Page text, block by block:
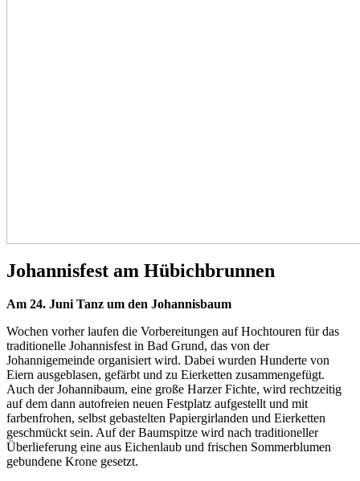
Johannisfest am Hübichbrunnen
Am 24. Juni Tanz um den Johannisbaum
Wochen vorher laufen die Vorbereitungen auf Hochtouren für das
traditionelle Johannisfest in Bad Grund, das von der
Johannigemeinde organisiert wird. Dabei wurden Hunderte von
Eiern ausgeblasen, gefärbt und zu Eierketten zusammengefügt.
Auch der Johannibaum, eine große Harzer Fichte, wird rechtzeitig
auf dem dann autofreien neuen Festplatz aufgestellt und mit
farbenfrohen, selbst gebastelten Papiergirlanden und Eierketten
geschmückt sein. Auf der Baumspitze wird nach traditioneller
Überlieferung eine aus Eichenlaub und frischen Sommerblumen
gebundene Krone gesetzt.